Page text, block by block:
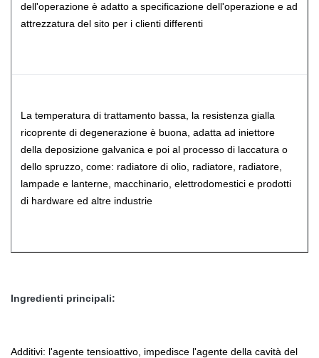
dell'operazione è adatto a specificazione dell'operazione e ad
attrezzatura del sito per i clienti differenti
La temperatura di trattamento bassa, la resistenza gialla
ricoprente di degenerazione è buona, adatta ad iniettore
della deposizione galvanica e poi al processo di laccatura o
dello spruzzo, come: radiatore di olio, radiatore, radiatore,
lampade e lanterne, macchinario, elettrodomestici e prodotti
di hardware ed altre industrie
Ingredienti principali:
Additivi: l'agente tensioattivo, impedisce l'agente della cavità del